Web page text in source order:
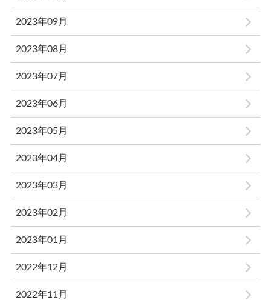
2023年09月
2023年08月
2023年07月
2023年06月
2023年05月
2023年04月
2023年03月
2023年02月
2023年01月
2022年12月
2022年11月